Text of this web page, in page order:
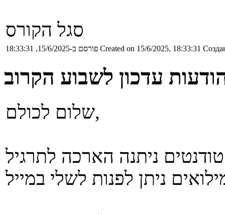
סגל הקורס
פורסם ב-15/6/2025, 18:33:31 Created on 15/6/2025, 18:33:31
עדכון לשבוע הקרוב
שלום לכולם,
ניתנה הארכה לתרגיל